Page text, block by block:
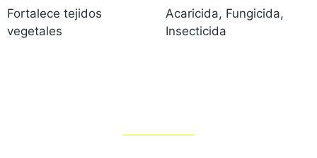
Fortalece tejidos
vegetales
Acaricida, Fungicida,
Insecticida